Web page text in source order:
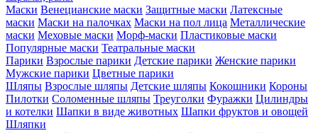
Маски Венецианские маски Защитные маски Латексные
маски Маски на палочках Маски на пол лица Металлические
маски Меховые маски Морф-маски Пластиковые маски
Популярные маски Театральные маски
Парики Взрослые парики Детские парики Женские парики
Мужские парики Цветные парики
Шляпы Взрослые шляпы Детские шляпы Кокошники Короны
Пилотки Соломенные шляпы Треуголки Фуражки Цилиндры
и котелки Шапки в виде животных Шапки фруктов и овощей
Шляпки